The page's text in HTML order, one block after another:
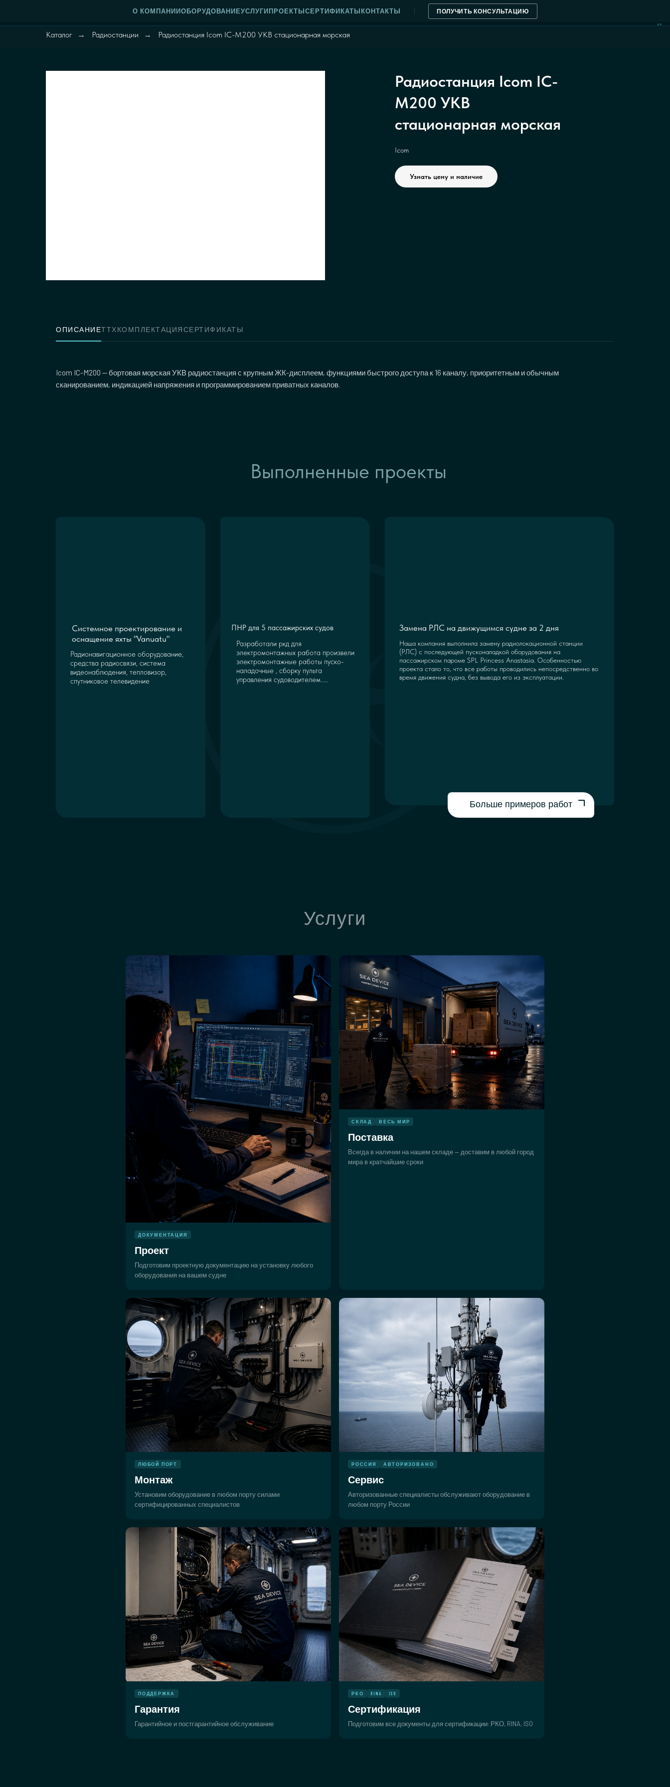
О КОМПАНИИОБОРУДОВАНИЕУСЛУГИПРОЕКТЫСЕРТИФИКАТЫКОНТАКТЫ ПОЛУЧИТЬ КОНСУЛЬТАЦИЮ
NM
Каталог → Радиостанции → Радиостанция Icom IC-M200 УКВ стационарная морская
Радиостанция Icom IC-
M200 УКВ
стационарная морская
Icom
Узнать цену и наличие
ОПИСАНИЕТТХКОМПЛЕКТАЦИЯСЕРТИФИКАТЫ
Icom IC-M200 — бортовая морская УКВ радиостанция с крупным ЖК-дисплеем, функциями быстрого доступа к 16 каналу, приоритетным и обычным
сканированием, индикацией напряжения и программированием приватных каналов.
Больше примеров работ
Наша компания выполнила замену радиолокационной станции
(РЛС) с последующей пусконаладкой оборудования на
пассажирском пароме SPL Princess Anastasia. Особенностью
проекта стало то, что все работы проводились непосредственно во
время движения судна, без вывода его из эксплуатации.
Замена РЛС на движущимся судне за 2 дня
Разработали ркд для
электромонтажных работа произвели
электромонтажные работы пуско-
наладочные , сборку пульта
управления судоводителем.....
ПНР для 5 пассажирских судов
Радионавигационное оборудование,
средства радиосвязи, система
видеонаблюдения, тепловизор,
спутниковое телевидение
Системное проектирование и
оснащение яхты "Vanuatu"
Выполненные проекты
Услуги
ДОКУМЕНТАЦИЯ
Проект
Подготовим проектную документацию на установку любого
оборудования на вашем судне
СКЛАД ВЕСЬ МИР
Поставка
Всегда в наличии на нашем складе — доставим в любой город
мира в кратчайшие сроки
ЛЮБОЙ ПОРТ
Монтаж
Установим оборудование в любом порту силами
сертифицированных специалистов
РОССИЯ АВТОРИЗОВАНО
Сервис
Авторизованные специалисты обслуживают оборудование в
любом порту России
ПОДДЕРЖКА
Гарантия
Гарантийное и постгарантийное обслуживание
РКО RINA ISO
Сертификация
Подготовим все документы для сертификации: РКО, RINA, ISO